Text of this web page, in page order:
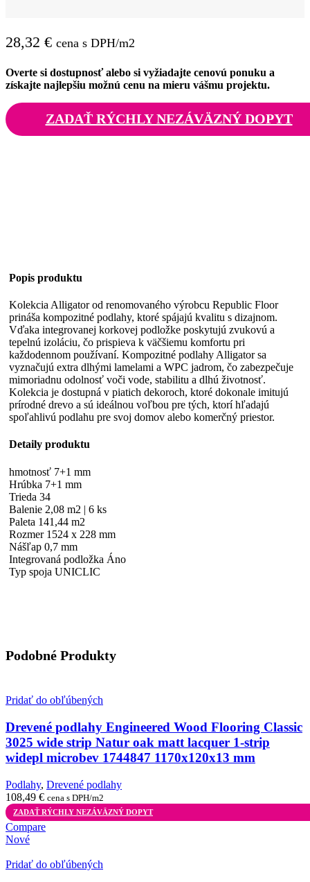
28,32 € cena s DPH/m2
Overte si dostupnosť alebo si vyžiadajte cenovú ponuku a
získajte najlepšiu možnú cenu na mieru vášmu projektu.
ZADAŤ RÝCHLY NEZÁVÄZNÝ DOPYT
Popis produktu
Kolekcia Alligator od renomovaného výrobcu Republic Floor
prináša kompozitné podlahy, ktoré spájajú kvalitu s dizajnom.
Vďaka integrovanej korkovej podložke poskytujú zvukovú a
tepelnú izoláciu, čo prispieva k väčšiemu komfortu pri
každodennom používaní. Kompozitné podlahy Alligator sa
vyznačujú extra dlhými lamelami a WPC jadrom, čo zabezpečuje
mimoriadnu odolnosť voči vode, stabilitu a dlhú životnosť.
Kolekcia je dostupná v piatich dekoroch, ktoré dokonale imitujú
prírodné drevo a sú ideálnou voľbou pre tých, ktorí hľadajú
spoľahlivú podlahu pre svoj domov alebo komerčný priestor.
Detaily produktu
hmotnosť 7+1 mm
Hrúbka 7+1 mm
Trieda 34
Balenie 2,08 m2 | 6 ks
Paleta 141,44 m2
Rozmer 1524 x 228 mm
Nášľap 0,7 mm
Integrovaná podložka Áno
Typ spoja UNICLIC
Podobné Produkty
Pridať do obľúbených
Drevené podlahy Engineered Wood Flooring Classic
3025 wide strip Natur oak matt lacquer 1-strip
widepl microbev 1744847 1170x120x13 mm
Podlahy, Drevené podlahy
108,49 € cena s DPH/m2
ZADAŤ RÝCHLY NEZÁVÄZNÝ DOPYT
Compare
Nové
Pridať do obľúbených